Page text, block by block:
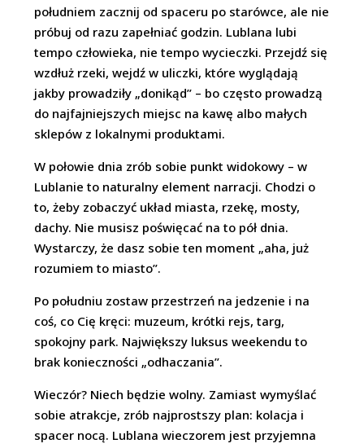
południem zacznij od spaceru po starówce, ale nie
próbuj od razu zapełniać godzin. Lublana lubi
tempo człowieka, nie tempo wycieczki. Przejdź się
wzdłuż rzeki, wejdź w uliczki, które wyglądają
jakby prowadziły „donikąd” – bo często prowadzą
do najfajniejszych miejsc na kawę albo małych
sklepów z lokalnymi produktami.
W połowie dnia zrób sobie punkt widokowy – w
Lublanie to naturalny element narracji. Chodzi o
to, żeby zobaczyć układ miasta, rzekę, mosty,
dachy. Nie musisz poświęcać na to pół dnia.
Wystarczy, że dasz sobie ten moment „aha, już
rozumiem to miasto”.
Po południu zostaw przestrzeń na jedzenie i na
coś, co Cię kręci: muzeum, krótki rejs, targ,
spokojny park. Największy luksus weekendu to
brak konieczności „odhaczania”.
Wieczór? Niech będzie wolny. Zamiast wymyślać
sobie atrakcje, zrób najprostszy plan: kolacja i
spacer nocą. Lublana wieczorem jest przyjemna